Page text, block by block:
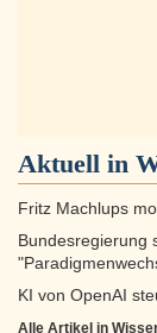
Aktuell in
Fritz Machlups
Bundesregierung
KI von OpenAI
Alle Artikel in